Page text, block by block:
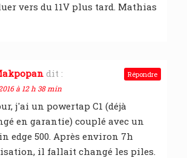
vers du 11V plus tard. Mathias
dit :
à 12 h 38 min
j'ai un powertap C1 (déjà
en garantie) couplé avec un
edge 500. Après environ 7h
il fallait changé les piles.
Répondre